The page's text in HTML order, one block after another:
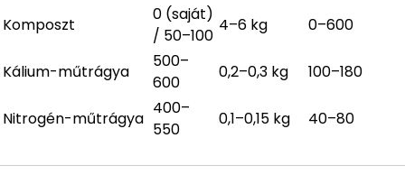
Komposzt
0 (saját)
/ 50–100
4–6 kg 0–600
Kálium-műtrágya
500–
600
0,2–0,3 kg 100–180
Nitrogén-műtrágya
400–
550
0,1–0,15 kg 40–80